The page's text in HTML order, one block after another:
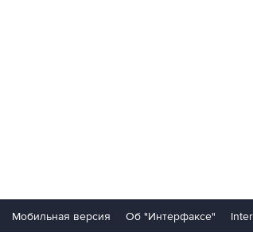
Мобильная версия Об "Интерфаксе"